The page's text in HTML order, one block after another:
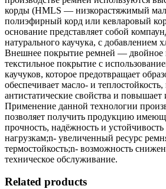
корды (HMLS — низкорастяжимый
полиэфирный корд или кевларовый
основание представляет собой
натурального каучука, с добавлением
Внешнее покрытие ремней — двойное
текстильное покрытие с
каучуков, которое предотвращает
обеспечивает масло- и теплостойкость,
антистатические свойства и повышает
Применение данной технологии
позволяет получить продукцию
прочность, надёжность и
нагрузкам;n- увеличенный ресурс
термостойкость;n- возможность
техническое обслуживание.
Related products